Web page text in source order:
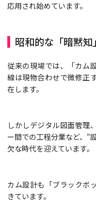
応用され始めています。
昭和的な「暗黙
従来の現場では、「カム
線は現物合わせで微修正
在します。
しかしデジタル図面管理
ー間での工程分業など、“
欠な時代を迎えています。
カム設計も「ブラックボ
きています。